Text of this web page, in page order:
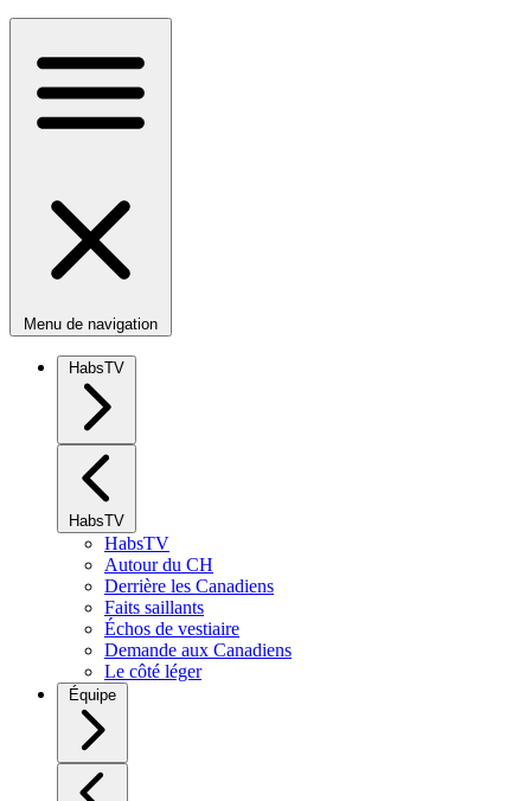
Menu de navigation
HabsTV
HabsTV
HabsTV
Autour du CH
Derrière les Canadiens
Faits saillants
Échos de vestiaire
Demande aux Canadiens
Le côté léger
Équipe